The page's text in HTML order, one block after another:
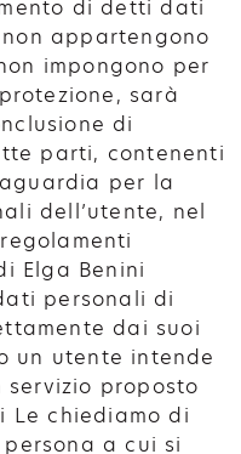
di detti dati
appartengono
impongono per
sarà
di
parti, contenenti
per la
dell’utente, nel
Elga Benini
personali di
dai suoi
un utente intende
servizio proposto
Le chiediamo di
a cui si